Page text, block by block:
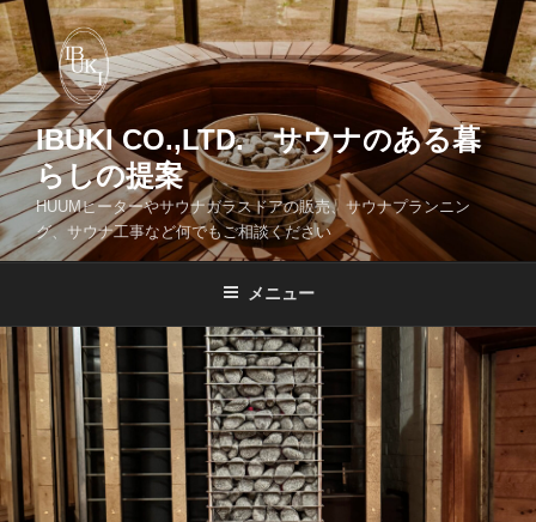
コ
ン
テ
ン
ツ
へ
ス
キ
ッ
IBUKI CO.,LTD. サウナのある暮
らしの提案
HUUMヒーターやサウナガラスドアの販売、サウナプランニン
グ、サウナ工事など何でもご相談ください
メニュー